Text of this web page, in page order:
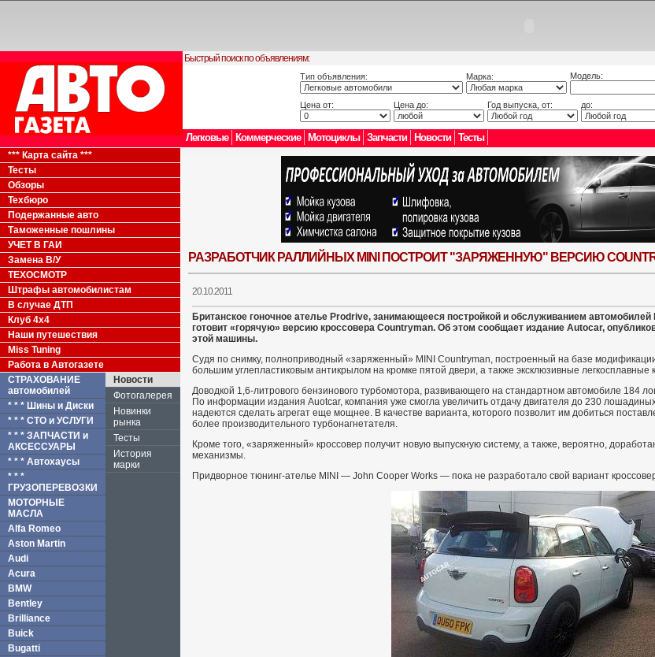
Быстрый поиск по объявлениям:
Тип объявления: Марка: Модель:
Цена от: Цена до: Год выпуска, от: до:
Легковые Коммерческие Мотоциклы Запчасти Новости Тесты
*** Карта сайта ***
Тесты
Обзоры
Техбюро
Подержанные авто
Таможенные пошлины
УЧЕТ В ГАИ
Замена В/У
ТЕХОСМОТР
Штрафы автомобилистам
В случае ДТП
Клуб 4x4
Наши путешествия
Miss Tuning
Работа в Автогазете
СТРАХОВАНИЕ
автомобилей
* * * Шины и Диски
* * * СТО и УСЛУГИ
* * * ЗАПЧАСТИ и
АКСЕССУАРЫ
* * * Автохаусы
* * *
ГРУЗОПЕРЕВОЗКИ
МОТОРНЫЕ
МАСЛА
Alfa Romeo
Aston Martin
Audi
Acura
BMW
Bentley
Brilliance
Buick
Bugatti
Новости
Фотогалерея
Новинки
рынка
Тесты
История
марки
РАЗРАБОТЧИК РАЛЛИЙНЫХ MINI ПОСТРОИТ "ЗАРЯЖЕННУЮ" ВЕРСИЮ
20.10.2011
Британское гоночное ателье Prodrive, занимающееся постройкой и обслуживанием
готовит «горячую» версию кроссовера Countryman. Об этом сообщает издание Autocar,
этой машины.
Судя по снимку, полноприводный «заряженный» MINI Countryman, построенный на базе
большим углепластиковым антикрылом на кромке пятой двери, а также эксклюзивные
Доводкой 1,6-литрового бензинового турбомотора, развивающего на стандартном автомобиле 184
По информации издания Auotcar, компания уже смогла увеличить отдачу двигателя до 230
надеются сделать агрегат еще мощнее. В качестве варианта, которого позволит им добиться
более производительного турбонагнетателя.
Кроме того, «заряженный» кроссовер получит новую выпускную систему, а также, вероятно,
механизмы.
Придворное тюнинг-ателье MINI — John Cooper Works — пока не разработало свой вариант